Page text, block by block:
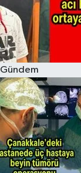
Gündem